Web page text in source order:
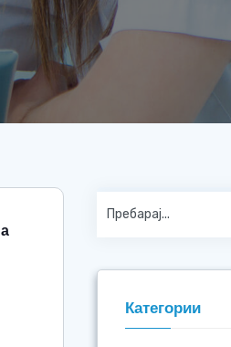
Категории